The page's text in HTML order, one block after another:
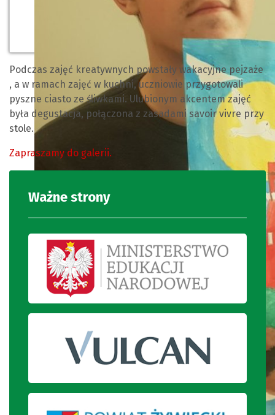
Podczas zajęć kreatywnych powstały wakacyjne pejzaże
, a w ramach zajęć w kuchni, uczniowie przygotowali
pyszne ciasto ze śliwkami. Ulubionym akcentem zajęć
była degustacja, połączona z zasadami savoir vivre przy
stole.
Zapraszamy do galerii.
Ważne strony